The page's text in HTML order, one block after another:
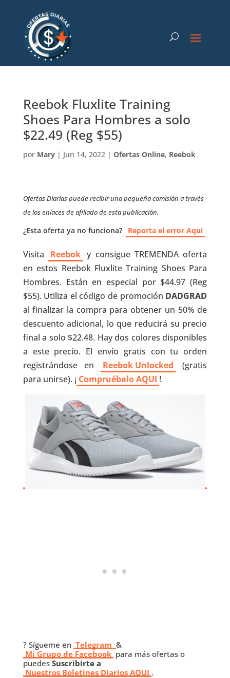
Reebok Fluxlite Training
Shoes Para Hombres a solo
$22.49 (Reg $55)
por Mary| Jun 14, 2022| Ofertas Online, Reebok
Ofertas Diarias puede recibir una pequeña comisión a través
de los enlaces de afiliado de esta publicación.
¿Esta oferta ya no funciona? Reporta el error Aquí
Visita Reebok y consigue TREMENDA oferta
en estos Reebok Fluxlite Training Shoes Para
Hombres. Están en especial por $44.97 (Reg
$55). Utiliza el código de promoción DADGRAD
al finalizar la compra para obtener un 50% de
descuento adicional, lo que reducirá su precio
final a solo $22.48. Hay dos colores disponibles
a este precio. El envío gratis con tu orden
registrándose en
Reebok Unlocked
(gratis
para unirse). ¡ Compruébalo AQUI !
? Sígueme en Telegram &
Mi Grupo de Facebook para más ofertas o
puedes Suscribirte a
Nuestros Boletines Diarios AQUI .